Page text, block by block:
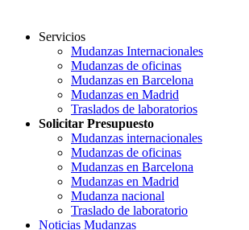
Servicios
Mudanzas Internacionales
Mudanzas de oficinas
Mudanzas en Barcelona
Mudanzas en Madrid
Traslados de laboratorios
Solicitar Presupuesto
Mudanzas internacionales
Mudanzas de oficinas
Mudanzas en Barcelona
Mudanzas en Madrid
Mudanza nacional
Traslado de laboratorio
Noticias Mudanzas